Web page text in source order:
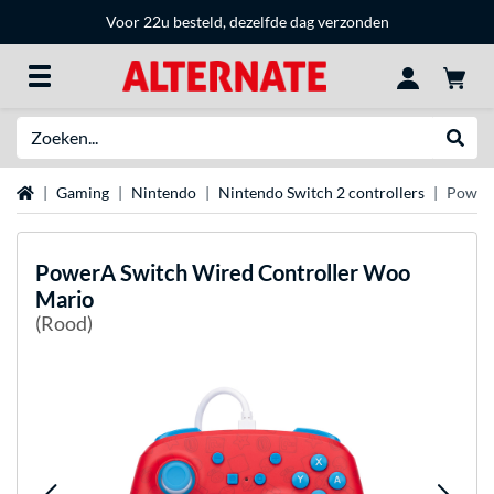
Voor 22u besteld, dezelfde dag verzonden
HomeGaming Nintendo Nintendo Switch 2 controllers
PowerASwitch Wired Controller Woo
Mario
(Rood)